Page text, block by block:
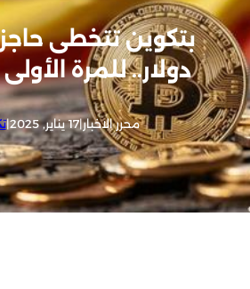
دولار.. للمرة
محرر الاخبار|17 يناير, 2025 |